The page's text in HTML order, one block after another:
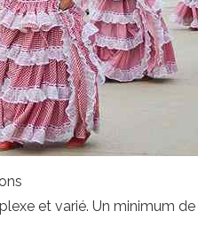
et varié. Un minimum